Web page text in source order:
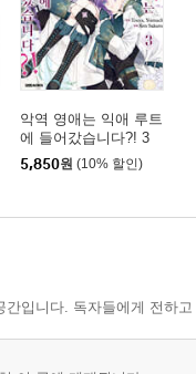
악역 영애는 익애 루트
에 들어갔습니다?! 3
5,850원 (10% 할인)
입니다. 독자들에게 전하